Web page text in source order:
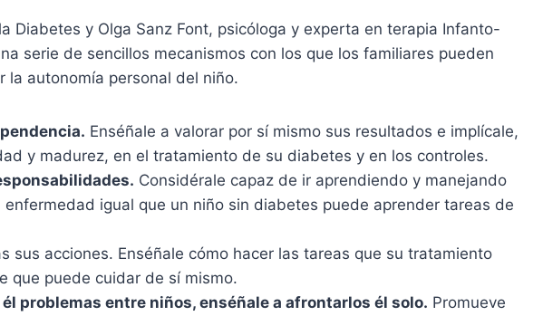
Diabetes y Olga Sanz Font, psicóloga y experta en terapia Infanto-
serie de sencillos mecanismos con los que los familiares pueden
la autonomía personal del niño.
Enséñale a valorar por sí mismo sus resultados e implícale,
y madurez, en el tratamiento de su diabetes y en los controles.
Considérale capaz de ir aprendiendo y manejando
igual que un niño sin diabetes puede aprender tareas de
sus acciones. Enséñale cómo hacer las tareas que su tratamiento
que puede cuidar de sí mismo.
problemas entre niños, enséñale a afrontarlos él solo. Promueve